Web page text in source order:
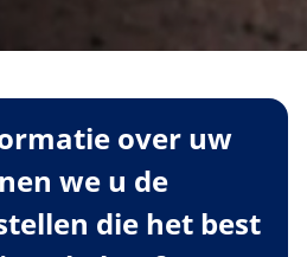
over uw
we u de
die het best